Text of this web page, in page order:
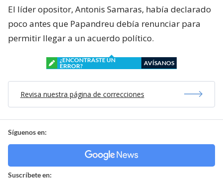
El líder opositor, Antonis Samaras, había declarado
poco antes que Papandreu debía renunciar para
permitir llegar a un acuerdo político.
¿ENCONTRASTE UN
ERROR?
AVÍSANOS
Revisa nuestra página de correcciones
Síguenos en:
Suscríbete en: